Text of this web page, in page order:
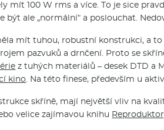
mít 100 W rms a více. To je sice
být ale „normální“ a poslouchat.
mít tuhou, robustní konstrukci, a
pazvuků a drnčení. Proto se
z tuhých materiálů – desek DTD a
kino. Na této finese, především u
skříně, mají největší vliv na
velice zajímavou knihu